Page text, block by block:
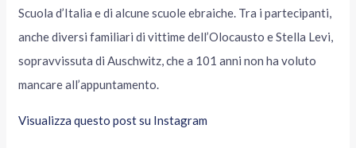
Scuola d’Italia e di alcune scuole ebraiche. Tra i partecipanti,
anche diversi familiari di vittime dell’Olocausto e Stella Levi,
sopravvissuta di Auschwitz, che a 101 anni non ha voluto
mancare all’appuntamento.
Visualizza questo post su Instagram